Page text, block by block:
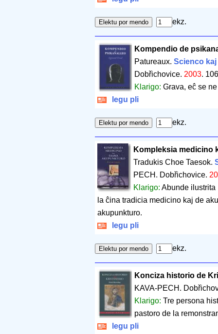
ekz.
Kompendio de
Patureaux. Scienco
Dobřichovice. 2003.
Klarigo: Grava, eĉ se
legu pli
ekz.
Kompleksia medicino
Tradukis Choe Taesok.
PECH. Dobřichovice.
Klarigo: Abunde ilustrita
la ĉina tradicia medicino kaj de
akupunkturo.
legu pli
ekz.
Konciza historio de
KAVA-PECH.
Klarigo: Tre persona
pastoro de la
legu pli